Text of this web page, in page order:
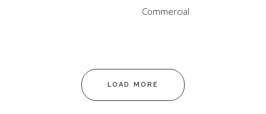
Commercial
LOAD MORE